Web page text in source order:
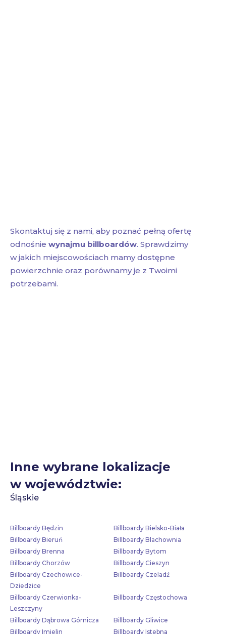
Skontaktuj się z nami, aby poznać pełną ofertę
odnośnie wynajmu billboardów. Sprawdzimy
w jakich miejscowościach mamy dostępne
powierzchnie oraz porównamy je z Twoimi
potrzebami.
Inne wybrane lokalizacje
w województwie:
Śląskie
Billboardy Będzin
Billboardy Bielsko-Biała
Billboardy Bieruń
Billboardy Blachownia
Billboardy Brenna
Billboardy Bytom
Billboardy Chorzów
Billboardy Cieszyn
Billboardy Czechowice-
Dziedzice
Billboardy Czeladź
Billboardy Czerwionka-
Leszczyny
Billboardy Częstochowa
Billboardy Dąbrowa Górnicza
Billboardy Gliwice
Billboardy Imielin
Billboardy Istebna